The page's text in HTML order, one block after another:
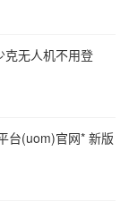
克无人机不用登
台(uom)官网* 新版